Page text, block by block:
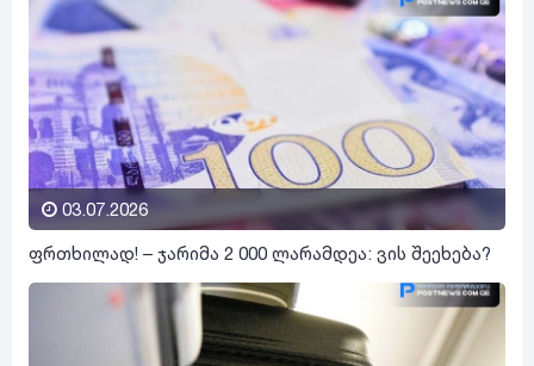
03.07.2026
ფრთხილად! – ჯარიმა 2 000 ლარამდეა: ვის შეეხება?